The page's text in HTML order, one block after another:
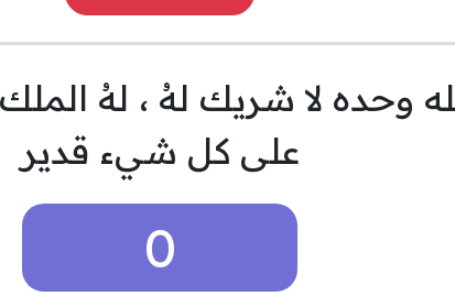
الله وحده لا شريك لهُ ، لهُ
على كل شيء قدير
0